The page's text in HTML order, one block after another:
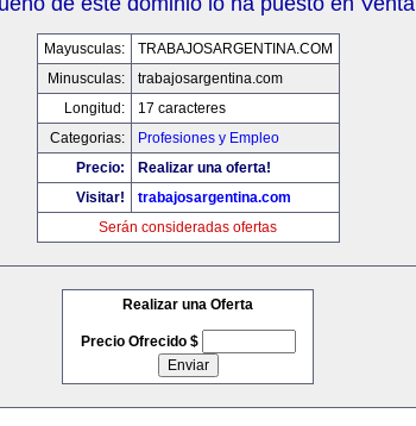
Mayusculas:
TRABAJOSARGENTINA.COM
Minusculas:
trabajosargentina.com
Longitud:
17 caracteres
Categorias:
Profesiones y Empleo
Precio:
Realizar una oferta!
Visitar!
trabajosargentina.com
Serán consideradas ofertas
Realizar una Oferta
Precio Ofrecido $